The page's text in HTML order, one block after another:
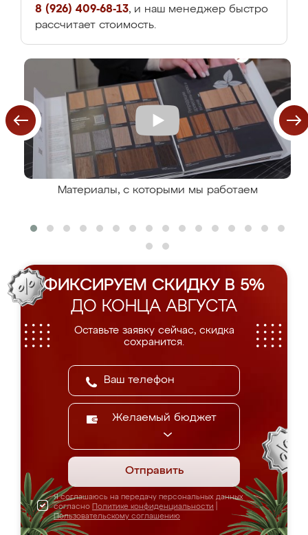
8 (926) 409-68-13, и наш менеджер быстро
рассчитает стоимость.
Материалы, с которыми мы работаем
ФИКСИРУЕМ СКИДКУ В 5%
ДО КОНЦА АВГУСТА
Оставьте заявку сейчас, скидка
сохранится.
Желаемый бюджет
Отправить
Я соглашаюсь на передачу персональных данных
согласно Политике конфиденциальности
Пользовательскому соглашению